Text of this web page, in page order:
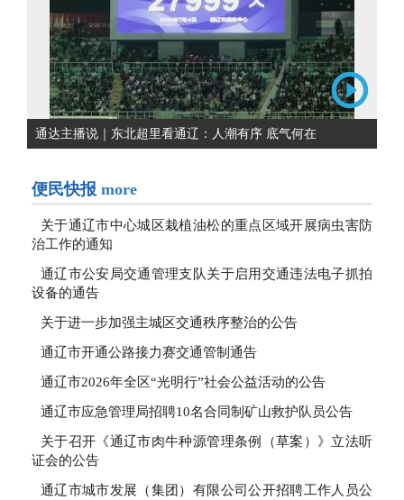
通达主播说｜东北超里看通辽：人潮有序 底气何在
便民快报 more
关于通辽市中心城区栽植油松的重点区域开展病虫害防
治工作的通知
通辽市公安局交通管理支队关于启用交通违法电子抓拍
设备的通告
关于进一步加强主城区交通秩序整治的公告
通辽市开通公路接力赛交通管制通告
通辽市2026年全区“光明行”社会公益活动的公告
通辽市应急管理局招聘10名合同制矿山救护队员公告
关于召开《通辽市肉牛种源管理条例（草案）》立法听
证会的公告
通辽市城市发展（集团）有限公司公开招聘工作人员公